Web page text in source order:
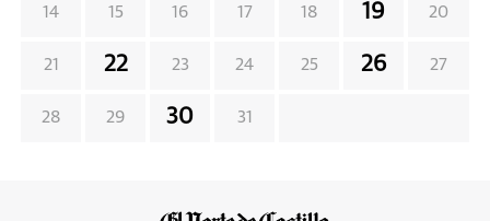
14 15 16 17 18 19 20
21 22 23 24 25 26 27
28 29 30 31